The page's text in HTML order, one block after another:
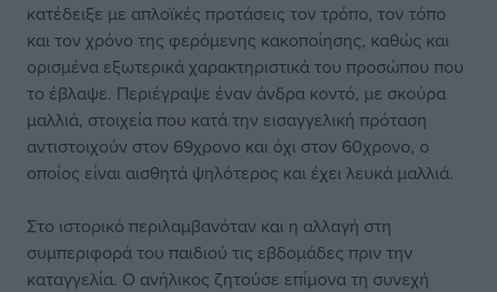
κατέδειξε με απλοϊκές προτάσεις τον τρόπο, τον τόπο
και τον χρόνο της φερόμενης κακοποίησης, καθώς και
ορισμένα εξωτερικά χαρακτηριστικά του προσώπου που
το έβλαψε. Περιέγραψε έναν άνδρα κοντό, με σκούρα
μαλλιά, στοιχεία που κατά την εισαγγελική πρόταση
αντιστοιχούν στον 69χρονο και όχι στον 60χρονο, ο
οποίος είναι αισθητά ψηλότερος και έχει λευκά μαλλιά.
Στο ιστορικό περιλαμβανόταν και η αλλαγή στη
συμπεριφορά του παιδιού τις εβδομάδες πριν την
καταγγελία. Ο ανήλικος ζητούσε επίμονα τη συνεχή